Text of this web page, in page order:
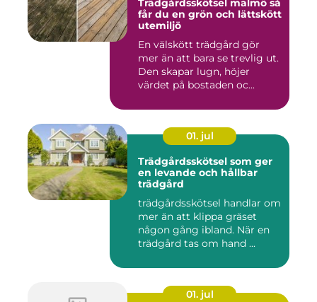
Trädgårdsskötsel malmö så
får du en grön och lättskött
utemiljö
En välskött trädgård gör
mer än att bara se trevlig ut.
Den skapar lugn, höjer
värdet på bostaden oc...
01. jul
Trädgårdsskötsel som ger
en levande och hållbar
trädgård
trädgårdsskötsel handlar om
mer än att klippa gräset
någon gång ibland. När en
trädgård tas om hand ...
01. jul